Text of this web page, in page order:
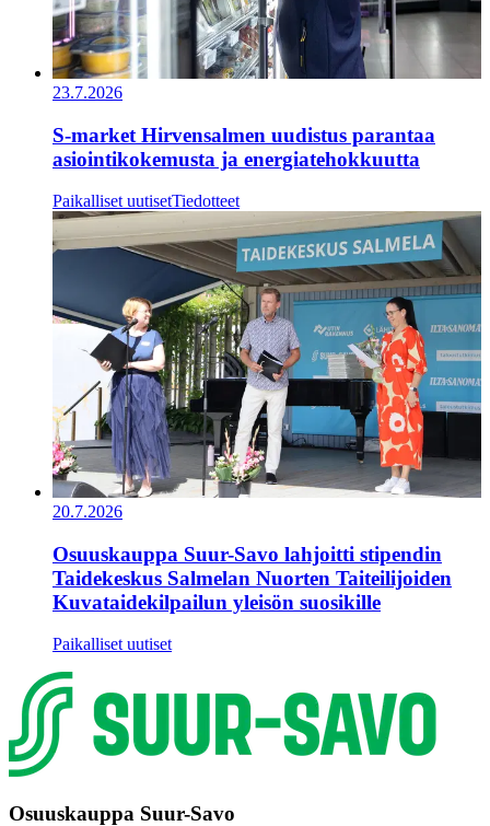
23.7.2026
S-market Hirvensalmen uudistus parantaa
asiointikokemusta ja energiatehokkuutta
Paikalliset uutisetTiedotteet
20.7.2026
Osuuskauppa Suur-Savo lahjoitti stipendin
Taidekeskus Salmelan Nuorten Taiteilijoiden
Kuvataidekilpailun yleisön suosikille
Paikalliset uutiset
Osuuskauppa Suur-Savo